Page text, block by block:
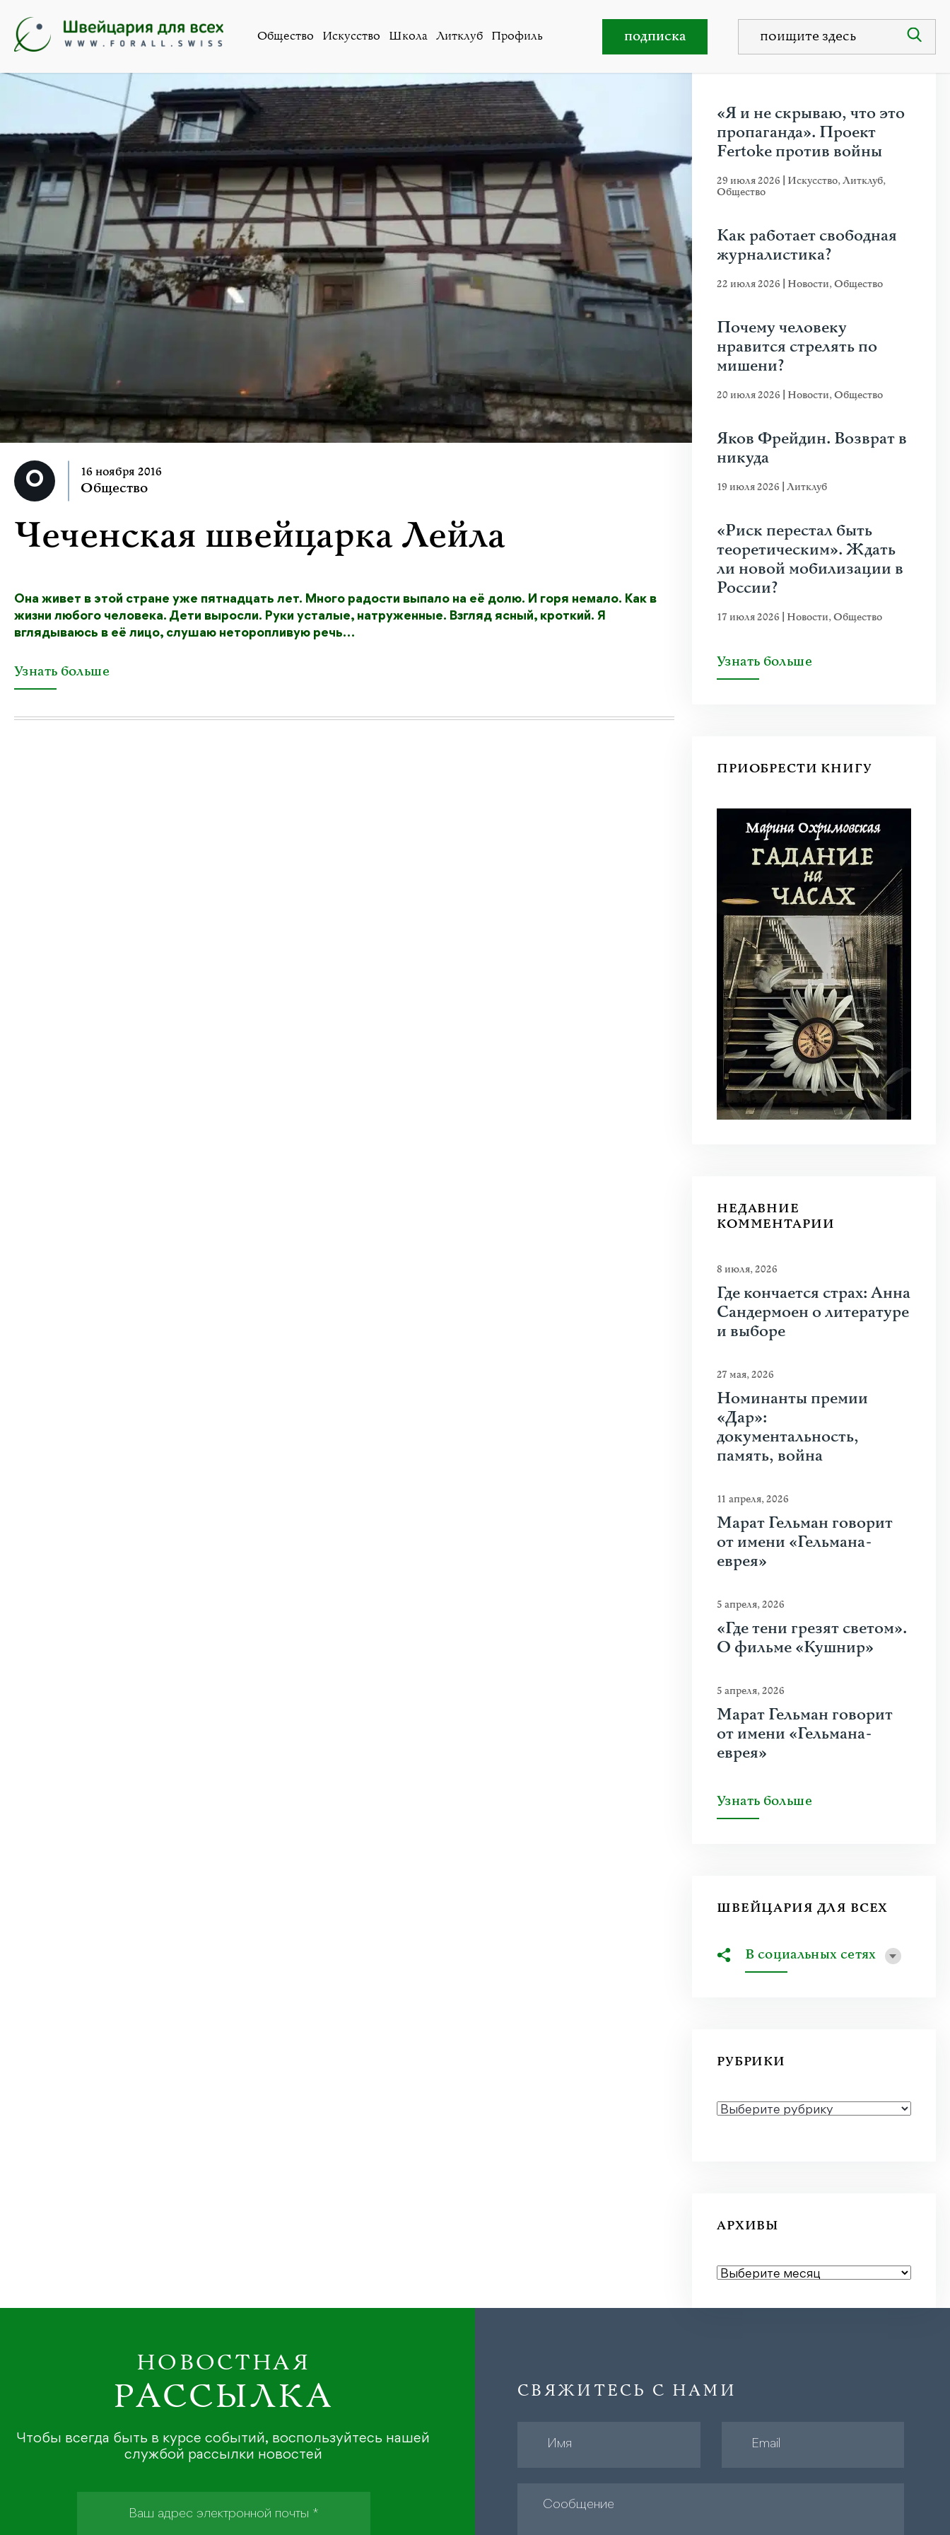
Общество Искусство Школа Литклуб Профиль подписка
16 ноября 2016
Общество
Чеченская швейцарка Лейла
Она живет в этой стране уже пятнадцать лет. Много радости выпало на её долю. И горя немало. Как в
жизни любого человека. Дети выросли. Руки усталые, натруженные. Взгляд ясный, кроткий. Я
вглядываюсь в её лицо, слушаю неторопливую речь…
Узнать больше
«Я и не скрываю, что это
пропаганда». Проект
Fertoke против войны
29 июля 2026 Искусство,Литклуб,
Общество
Как работает свободная
журналистика?
22 июля 2026 Новости,Общество
Почему человеку
нравится стрелять по
мишени?
20 июля 2026 Новости,Общество
Яков Фрейдин. Возврат в
никуда
19 июля 2026 Литклуб
«Риск перестал быть
теоретическим». Ждать
ли новой мобилизации в
России?
17 июля 2026 Новости,Общество
Узнать больше
ПРИОБРЕСТИ КНИГУ
НЕДАВНИЕ
КОММЕНТАРИИ
8 июля, 2026
Где кончается страх: Анна
Сандермоен о литературе
и выборе
27 мая, 2026
Номинанты премии
«Дар»:
документальность,
память, война
11 апреля, 2026
Марат Гельман говорит
от имени «Гельмана-
еврея»
5 апреля, 2026
«Где тени грезят светом».
О фильме «Кушнир»
5 апреля, 2026
Марат Гельман говорит
от имени «Гельмана-
еврея»
Узнать больше
ШВЕЙЦАРИЯ ДЛЯ ВСЕХ
В социальных сетях
РУБРИКИ
РУБРИКИ
АРХИВЫ
АРХИВЫ
НОВОСТНАЯ
РАССЫЛКА
Чтобы всегда быть в курсе событий, воспользуйтесь нашей
службой рассылки новостей
СВЯЖИТЕСЬ С НАМИ